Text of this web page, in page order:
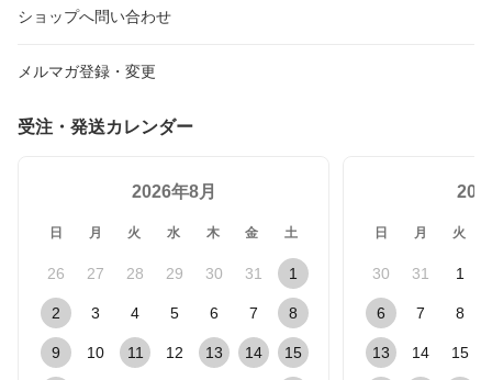
ショップへ問い合わせ
メルマガ登録・変更
受注・発送カレンダー
2026年8月
日 月 火 水 木 金 土
26 27 28 29 30 31 1
2 3 4 5 6 7 8
9 10 11 12 13 14 15
日 月 火
30 31 1
6 7 8
13 14 15